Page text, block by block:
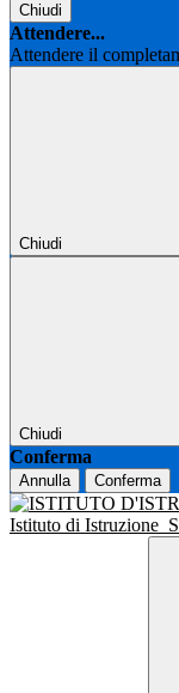
Chiudi
Attendere...
Attendere il
Chiudi
Chiudi
Conferma
Annulla Conferma
Istituto di Istruzione